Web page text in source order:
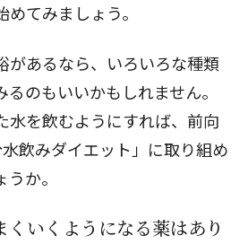
てみましょう。
があるなら、いろいろな種類
のもいいかもしれません。
水を飲むようにすれば、前向
飲みダイエット」に取り組め
か。
いくようになる薬はあり